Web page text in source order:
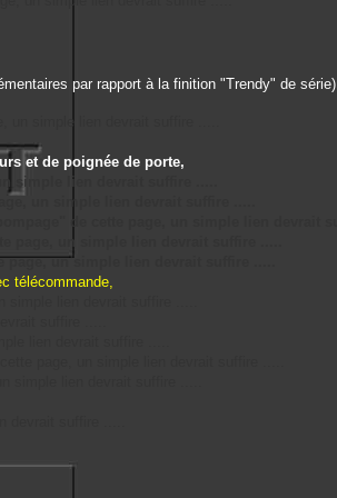
par rapport à la finition "Trendy" de série)
et de poignée de porte,
simple lien devrait suffire .....
un simple lien devrait suffire .....
un simple lien devrait suffire .....
télécommande,